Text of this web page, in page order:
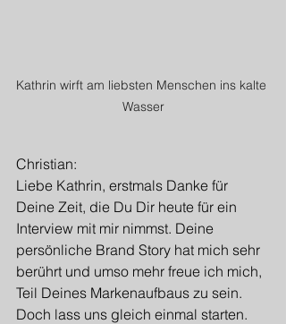
Kathrin wirft am liebsten Menschen ins kalte
Wasser
Christian:
Liebe Kathrin, erstmals Danke für
Deine Zeit, die Du Dir heute für ein
Interview mit mir nimmst. Deine
persönliche Brand Story hat mich sehr
berührt und umso mehr freue ich mich,
Teil Deines Markenaufbaus zu sein.
Doch lass uns gleich einmal starten.